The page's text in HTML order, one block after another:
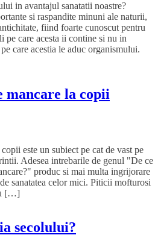
in avantajul sanatatii noastre?
si raspandite minuni ale naturii,
fiind foarte cunoscut pentru
pe care acesta ii contine si nu in
care acestia le aduc organismului.
mancare la copii
este un subiect pe cat de vast pe
Adesea intrebarile de genul "De ce
produc si mai multa ingrijorare
sanatatea celor mici. Piticii mofturosi
[…]
secolului?